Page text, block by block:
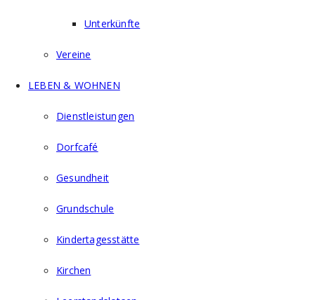
Unterkünfte
Vereine
LEBEN & WOHNEN
Dienstleistungen
Dorfcafé
Gesundheit
Grundschule
Kindertagesstätte
Kirchen